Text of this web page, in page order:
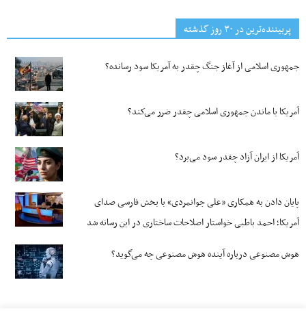
پربیننده‌ترین‌ در ۳۰ روز گذشته
جمهوری اسلامی از آغاز جنگ چقدر به آمریکا سود رسانده؟
آمریکا با ماندن جمهوری اسلامی چقدر ضرر می‌کند؟
آمریکا از ایران آزاد چقدر سود می‌برد؟
پایان دادن به همکاری «علی جوانمردی» با بخش فارسی صدای
آمریکا؛ احمد باطبی خواستار اصلاحات ساختاری در این رسانه شد
هوش مصنوعی درباره آینده هوش مصنوعی چه می‌گوید؟